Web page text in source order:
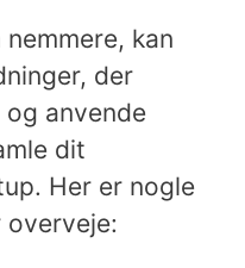
kan
der
anvende
dit
Her er nogle